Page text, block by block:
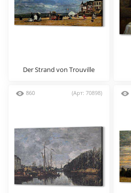
Der Strand von Trouville
860 (Арт: 70898)